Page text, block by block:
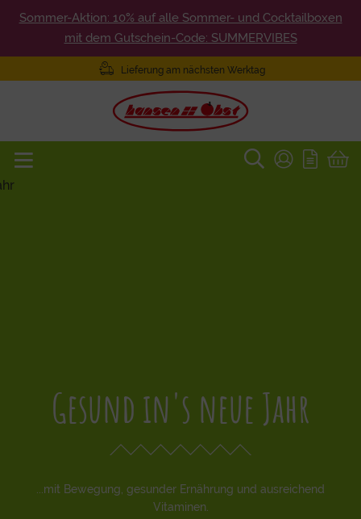
Sommer-Aktion: 10% auf alle Sommer- und Cocktailboxen
mit dem Gutschein-Code: SUMMERVIBES
Lieferung am nächsten Werktag
Gesund in's neue Jahr
...mit Bewegung, gesunder Ernährung und ausreichend
Vitaminen.